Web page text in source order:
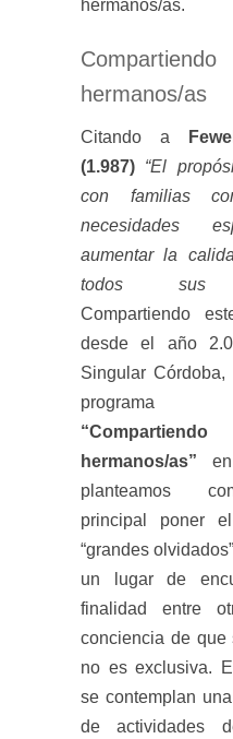
hermanos/as.
hermanos/as
Citando a
(1.987) “El
con familias
necesidades
aumentar la
todos sus
Compartiendo
desde el año
Singular
programa
hermanos/as”
planteamos
principal poner
“grandes
un lugar de
finalidad entre
conciencia de que
no es exclusiva.
se contemplan
de actividades